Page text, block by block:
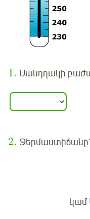
1. Սանդղակի
2. Ջերմաստիճանը՝
կամ